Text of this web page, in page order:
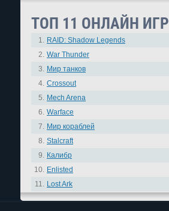
ТОП 11 ОНЛАЙН ИГР
1. RAID: Shadow Legends
2. War Thunder
3. Мир танков
4. Crossout
5. Mech Arena
6. Warface
7. Мир кораблей
8. Stalcraft
9. Калибр
10. Enlisted
11. Lost Ark